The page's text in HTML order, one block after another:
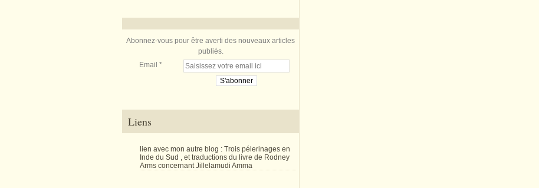
Abonnez-vous pour être averti des nouveaux articles
publiés.
Email
Liens
lien avec mon autre blog : Trois pélerinages en
Inde du Sud , et traductions du livre de Rodney
Arms concernant Jillelamudi Amma